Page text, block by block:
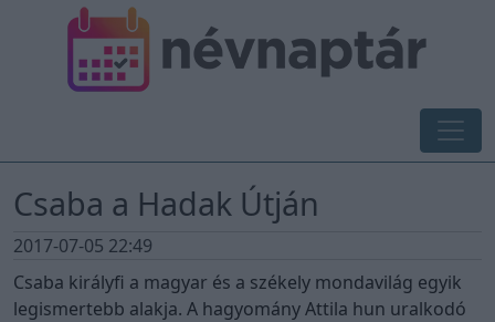
Csaba a Hadak Útján
2017-07-05 22:49
Csaba királyfi a magyar és a székely mondavilág egyik
legismertebb alakja. A hagyomány Attila hun uralkodó